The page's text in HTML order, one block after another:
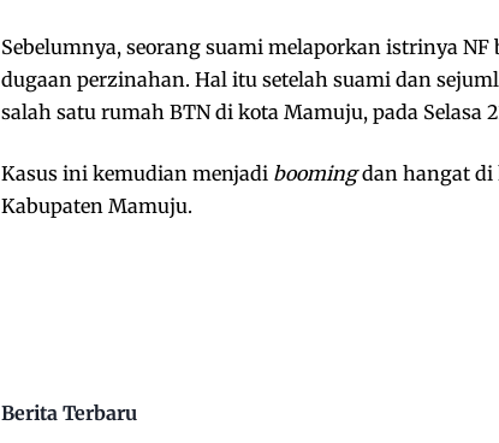
Sebelumnya, seorang suami melaporkan istrinya NF
dugaan perzinahan. Hal itu setelah suami dan
salah satu rumah BTN di kota Mamuju, pada Selasa
Kasus ini kemudian menjadi boomingdan hangat di
Kabupaten Mamuju.
Berita Terbaru